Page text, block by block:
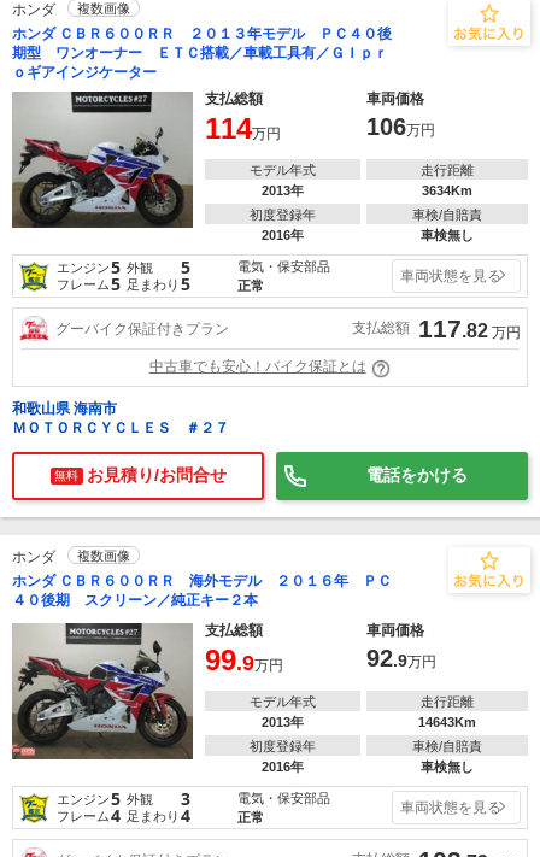
ホンダ 複数画像
ホンダ ＣＢＲ６００ＲＲ ２０１３年モデル ＰＣ４０後
期型 ワンオーナー ＥＴＣ搭載／車載工具有／ＧＩｐｒ
ｏギアインジケーター
支払総額
車両価格
114万円 106万円
モデル年式
2013年
走行距離
3634Km
初度登録年
2016年
車検/自賠責
車検無し
エンジン5 外観 5
フレーム5 足まわり 5
電気・保安部品
正常
車両状態を見る
グーバイク保証付きプラン 支払総額 117.82 万円
中古車でも安心！バイク保証とは
和歌山県 海南市
ＭＯＴＯＲＣＹＣＬＥＳ ＃２７
無料 お見積り/お問合せ 電話をかける
ホンダ 複数画像
ホンダ ＣＢＲ６００ＲＲ 海外モデル ２０１６年 ＰＣ
４０後期 スクリーン／純正キー２本
支払総額
車両価格
99.9万円 92.9万円
モデル年式
2013年
走行距離
14643Km
初度登録年
2016年
車検/自賠責
車検無し
エンジン5 外観 3
フレーム4 足まわり 4
電気・保安部品
正常
車両状態を見る